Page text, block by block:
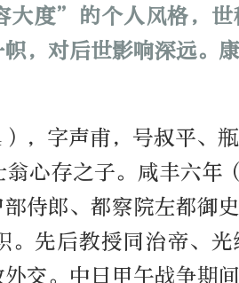
大度”的个人风格，
，对后世影响深远。
，字声甫，号叔平、
心存之子。咸丰六年
侍郎、都察院左都御
。先后教授同治帝、
交。中日甲午战争期